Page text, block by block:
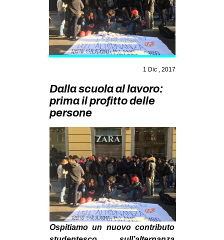
DEGENERAZIONE
GAZA FREESTYLE
CSOA LAMBRETTA
STUDENTI TSUNAMI
ZAM
MOBILITAZIONI
SPAZI
SPORT POPOLARE
MOVIMENTI
AMBIENTE
ANTIFASCISMO
1 Dic , 2017
Dalla scuola al lavoro:
prima il profitto delle
persone
Ospitiamo un nuovo contributo